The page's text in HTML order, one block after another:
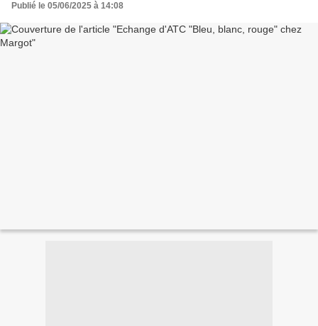
Publié le 05/06/2025 à 14:08